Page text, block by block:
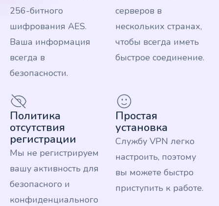
256-битного
шифрования AES.
Ваша информация
всегда в
безопасности.
серверов в
нескольких странах,
чтобы всегда иметь
быстрое соединение.
Политика
отсутствия
регистрации
Мы не регистрируем
вашу активность для
безопасного и
конфиденциального
Простая
установка
Службу VPN легко
настроить, поэтому
вы можете быстро
приступить к работе.